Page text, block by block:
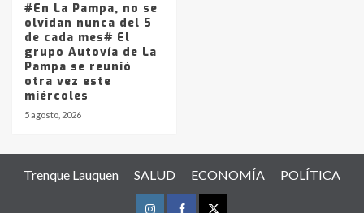
#En La Pampa, no se
olvidan nunca del 5
de cada mes# El
grupo Autovía de La
Pampa se reunió
otra vez este
miércoles
5 agosto, 2026
Trenque Lauquen SALUD ECONOMÍA POLÍTICA